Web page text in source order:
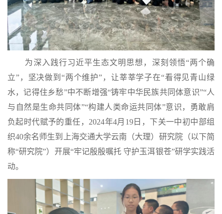
为深入践行习近平生态文明思想，深刻领悟“两个确
立”，坚决做到“两个维护”，让莘莘学子在“看得见青山绿
水，记得住乡愁”中不断增强“铸牢中华民族共同体意识”“人
与自然是生命共同体”“构建人类命运共同体”意识， 勇敢肩
负起时代赋予的重任 ，2024年4月19日，下关一中初中部组
织40余名师生到上海交通大学云南（大理）研究院（以下简
称“研究院”）开展“牢记殷殷嘱托 守护玉洱银苍”研学实践活
动。